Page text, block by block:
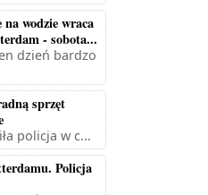
wodzie wraca
- sobota...
dzień bardzo
sprzęt
policja w c...
Policja